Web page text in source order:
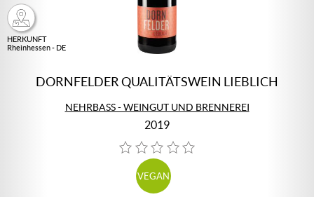
HERKUNFT
Rheinhessen - DE
DORNFELDER QUALITÄTSWEIN LIEBLICH
NEHRBASS - WEINGUT UND BRENNEREI
2019
VEGAN